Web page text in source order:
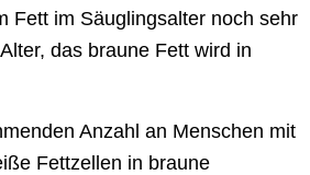
Fett im Säuglingsalter noch sehr
das braune Fett wird in
Anzahl an Menschen mit
Fettzellen in braune